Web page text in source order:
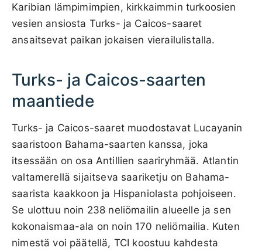
Karibian lämpimimpien, kirkkaimmin turkoosien
vesien ansiosta Turks- ja Caicos-saaret
ansaitsevat paikan jokaisen vierailulistalla.
Turks- ja Caicos-saarten
maantiede
Turks- ja Caicos-saaret muodostavat Lucayanin
saaristoon Bahama-saarten kanssa, joka
itsessään on osa Antillien saariryhmää. Atlantin
valtamerellä sijaitseva saariketju on Bahama-
saarista kaakkoon ja Hispaniolasta pohjoiseen.
Se ulottuu noin 238 neliömailin alueelle ja sen
kokonaismaa-ala on noin 170 neliömailia. Kuten
nimestä voi päätellä, TCI koostuu kahdesta